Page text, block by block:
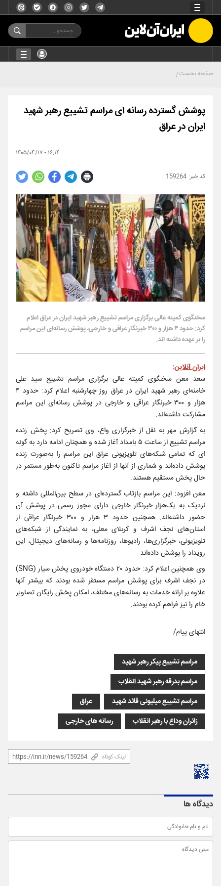
صفحه نخست
پوشش گسترده رسانه ای مراسم تشییع رهبر شهید
ایران در عراق
۱۶:۱۴ - ۱۴۰۵/۰۴/۱۷
159264
سخنگوی کمیته عالی برگزاری مراسم تشییع رهبر شهید ایران در عراق اعلام
کرد: حدود ۴ هزار و ۳۰۰ خبرنگار عراقی و خارجی، پوشش رسانه‌ای این مراسم
را بر عهده داشته‌ اند.
ایران آنلاین:
سعد معن سخنگوی کمیته عالی برگزاری مراسم تشییع سید علی
خامنه‌ای رهبر شهید ایران در عراق روز چهارشنبه اعلام کرد: حدود ۴
هزار و ۳۰۰ خبرنگار عراقی و خارجی در پوشش رسانه‌ای این مراسم
مشارکت داشته‌اند.
به گزارش مهر به نقل از خبرگزاری واع، وی تصریح کرد: پخش زنده
مراسم تشییع از ساعت ۵ بامداد آغاز شده و همچنان ادامه دارد به گونه
ای که تمامی شبکه‌های تلویزیونی عراق این مراسم را به‌صورت زنده
پوشش داده‌اند و شماری از آنها از آغاز مراسم تاکنون به‌طور مستمر در
حال پخش مستقیم هستند.
معن افزود: این مراسم بازتاب گسترده‌ای در سطح بین‌المللی داشته و
نزدیک به یک‌هزار خبرنگار خارجی دارای مجوز رسمی در پوشش آن
حضور داشته‌اند. همچنین حدود ۳ هزار و ۳۰۰ خبرنگار عراقی از
استان‌های نجف اشرف و کربلای معلی، به نمایندگی از شبکه‌های
تلویزیونی، خبرگزاری‌ها، رادیوها، روزنامه‌ها و رسانه‌های دیجیتال، این
رویداد را پوشش داده‌اند.
وی همچنین اعلام کرد: حدود ۲۰ دستگاه خودروی پخش سیار (SNG)
در نجف اشرف برای پوشش مراسم مستقر شده بودند که بیشتر آنها
علاوه بر ارائه خدمات به رسانه‌های مختلف، امکان پخش رایگان تصاویر
خام را نیز فراهم کرده بودند.
انتهای پیام/
مراسم تشییع پیکر رهبر شهید
مراسم بدرقه رهبر شهید انقلاب
مراسم تشییع میلیونی قائد شهید
عراق
زائران وداع با رهبر انقلاب
رسانه های خارجی
لینک کوتاه
دیدگاه ها